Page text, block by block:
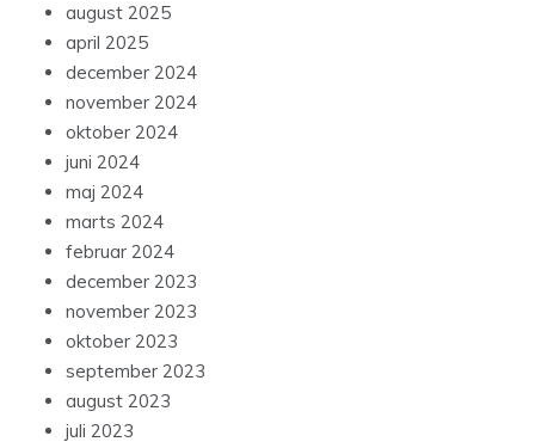
august 2025
april 2025
december 2024
november 2024
oktober 2024
juni 2024
maj 2024
marts 2024
februar 2024
december 2023
november 2023
oktober 2023
september 2023
august 2023
juli 2023